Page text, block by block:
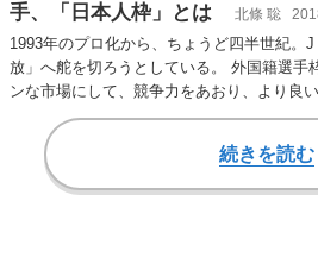
手、「日本人枠」とは
北條 聡
1993年のプロ化から、ちょうど四半世紀。
放」へ舵を切ろうとしている。 外国籍選手
ンな市場にして、競争力をあおり、より良
――というわ…
続きを読む